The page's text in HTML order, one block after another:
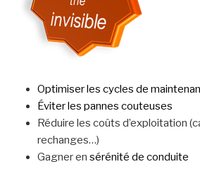
Optimiser les cycles de
Éviter les pannes couteuses
Réduire les coûts d’exploitation
rechanges…)
Gagner en sérénité de conduite